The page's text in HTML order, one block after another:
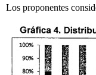
Los proponentes